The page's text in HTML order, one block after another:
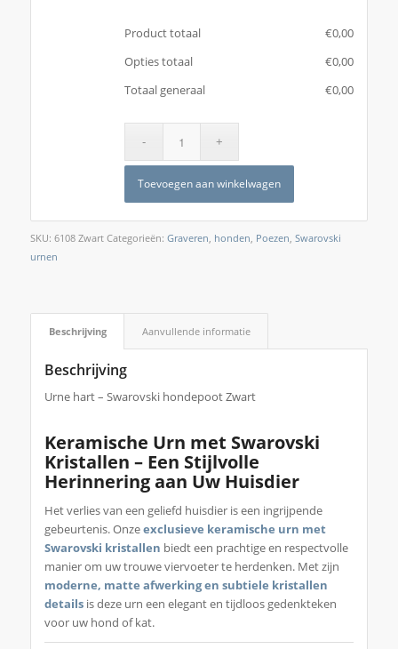
Product totaal €‎0,00
Opties totaal
€‎0,00
Totaal generaal
€‎0,00
Toevoegen aan winkelwagen
SKU: 6108 Zwart Categorieën: Graveren honden Poezen Swarovski
urnen
Beschrijving Aanvullende informatie
Beschrijving
Urne hart – Swarovski hondepoot Zwart
Keramische Urn met Swarovski
Kristallen – Een Stijlvolle
Herinnering aan Uw Huisdier
Het verlies van een geliefd huisdier is een ingrijpende
gebeurtenis. Onzeexclusieve keramische urn met
Swarovski kristallen biedt een prachtige en respectvolle
manier om uw trouwe viervoeter te herdenken. Met zijn
moderne, matte afwerking en subtiele kristallen
detailsis deze urn een elegant en tijdloos gedenkteken
voor uw hond of kat.